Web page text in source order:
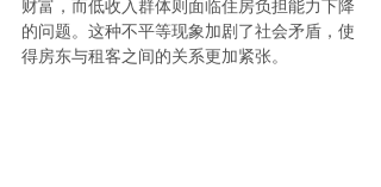
财富，而低收入群体则面临住房负担能力下降
的问题。这种不平等现象加剧了社会矛盾，使
得房东与租客之间的关系更加紧张。